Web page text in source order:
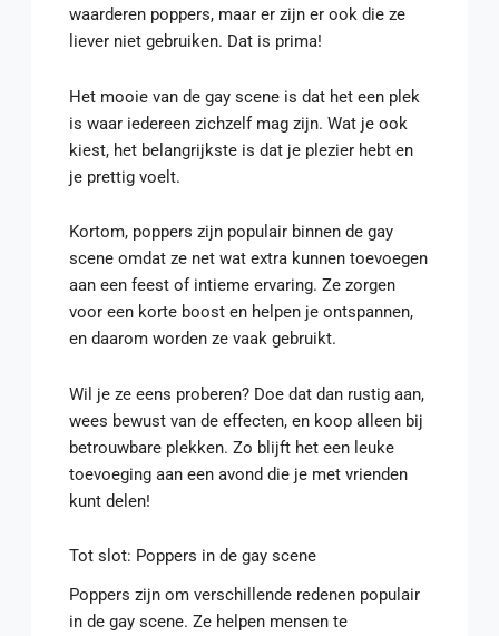
waarderen poppers, maar er zijn er ook die ze
liever niet gebruiken. Dat is prima!
Het mooie van de gay scene is dat het een plek
is waar iedereen zichzelf mag zijn. Wat je ook
kiest, het belangrijkste is dat je plezier hebt en
je prettig voelt.
Kortom, poppers zijn populair binnen de gay
scene omdat ze net wat extra kunnen toevoegen
aan een feest of intieme ervaring. Ze zorgen
voor een korte boost en helpen je ontspannen,
en daarom worden ze vaak gebruikt.
Wil je ze eens proberen? Doe dat dan rustig aan,
wees bewust van de effecten, en koop alleen bij
betrouwbare plekken. Zo blijft het een leuke
toevoeging aan een avond die je met vrienden
kunt delen!
Tot slot: Poppers in de gay scene
Poppers zijn om verschillende redenen populair
in de gay scene. Ze helpen mensen te